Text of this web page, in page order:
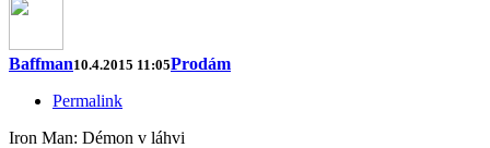
Baffman10.4.2015 11:05Prodám
Permalink
Iron Man: Démon v láhvi